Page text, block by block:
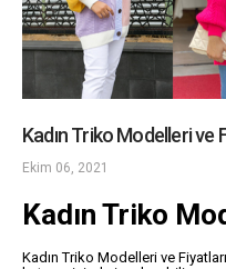
Kadın Triko Modelleri ve
Ekim 06, 2021
Kadın Triko
Kadın Triko Modelleri ve